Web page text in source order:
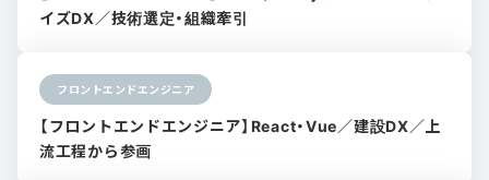
イズDX／技術選定・組織牽引
フロントエンドエンジニア
【フロントエンドエンジニア】React・Vue／建設DX／上
流工程から参画